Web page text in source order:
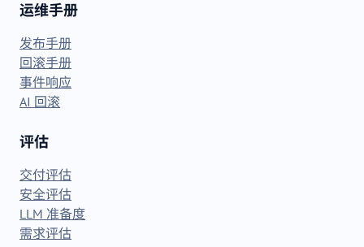
运维手册
发布手册
回滚手册
事件响应
AI 回滚
评估
交付评估
安全评估
LLM 准备度
需求评估